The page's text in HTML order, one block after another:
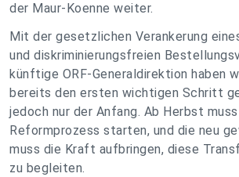
der Maur-Koenne weiter.
Mit der gesetzlichen Verankerung
und diskriminierungsfreien
künftige ORF-Generaldirektion haben
bereits den ersten wichtigen Schritt
jedoch nur der Anfang. Ab Herbst
Reformprozess starten, und die neu
muss die Kraft aufbringen, diese
zu begleiten.